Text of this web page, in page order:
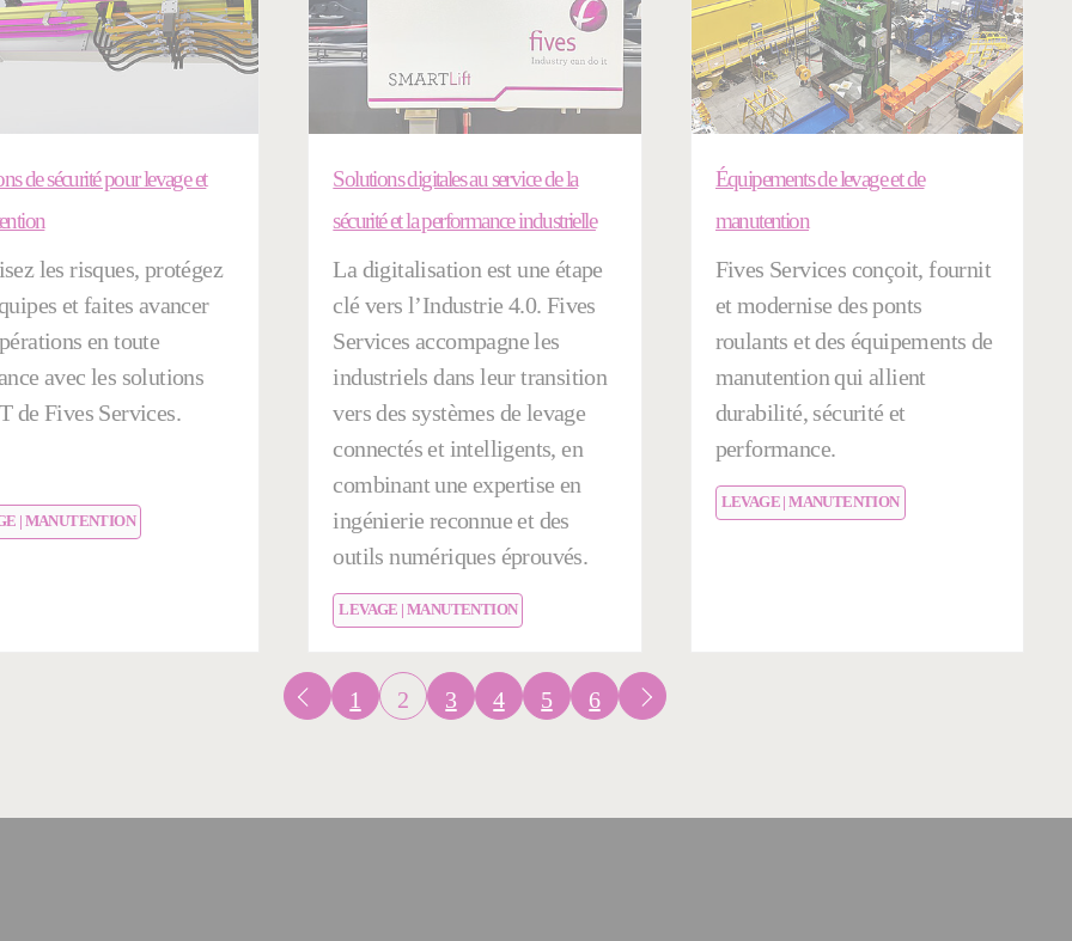
de sécurité pour levage et
les risques, protégez
et faites avancer
en toute
avec les solutions
de Fives Services.
| MANUTENTION
Solutions digitales au service de la
sécurité et la performance industrielle
La digitalisation est une étape
clé vers l’Industrie 4.0. Fives
Services accompagne les
industriels dans leur transition
vers des systèmes de levage
connectés et intelligents, en
combinant une expertise en
ingénierie reconnue et des
outils numériques éprouvés.
LEVAGE | MANUTENTION
Équipements de levage et de
manutention
Fives Services conçoit, fournit
et modernise des ponts
roulants et des équipements de
manutention qui allient
durabilité, sécurité et
performance.
LEVAGE | MANUTENTION
1 2 3 4 5 6